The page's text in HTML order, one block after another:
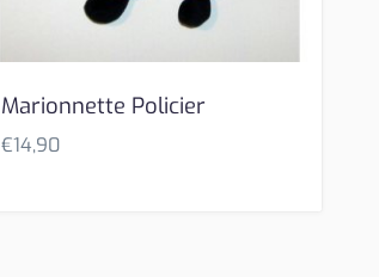
Marionnette Policier
€14,90